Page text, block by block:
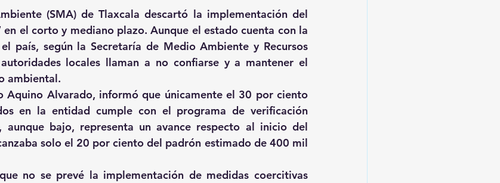
(SMA) de Tlaxcala descartó la implementación del
el corto y mediano plazo. Aunque el estado cuenta con la
país, según la Secretaría de Medio Ambiente y Recursos
locales llaman a no confiarse y a mantener el
ambiental.
Aquino Alvarado, informó que únicamente el 30 por ciento
en la entidad cumple con el programa de verificación
aunque bajo, representa un avance respecto al inicio del
solo el 20 por ciento del padrón estimado de 400 mil
no se prevé la implementación de medidas coercitivas